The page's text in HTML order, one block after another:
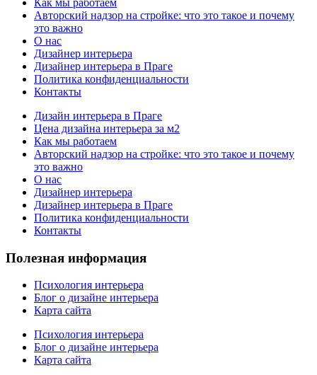
Авторский надзор на стройке: что это такое и почему
это важно
О нас
Дизайнер интерьера
Дизайнер интерьера в Праге
Политика конфиденциальности
Контакты
Дизайн интерьера в Праге
Цена дизайна интерьера за м2
Как мы работаем
Авторский надзор на стройке: что это такое и почему
это важно
О нас
Дизайнер интерьера
Дизайнер интерьера в Праге
Политика конфиденциальности
Контакты
Полезная информация
Психология интерьера
Блог о дизайне интерьера
Карта сайта
Психология интерьера
Блог о дизайне интерьера
Карта сайта